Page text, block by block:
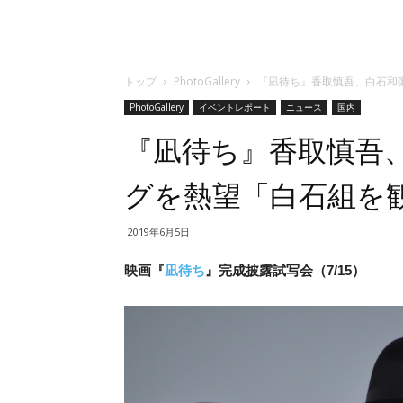
トップ PhotoGallery 『凪待ち』香取慎吾、白石
PhotoGallery イベントレポート ニュース 国内
『凪待ち』香取慎
グを熱望「白石組を
2019年6月5日
映画『凪待ち 』完成披露試写会（7/15）